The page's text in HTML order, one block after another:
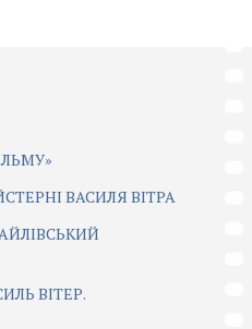
ВАСИЛЯ ВІТРА
ВІТЕР.